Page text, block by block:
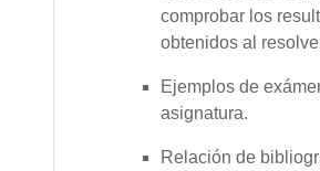
comprobar los
obtenidos al
Ejemplos de
asignatura.
Relación de